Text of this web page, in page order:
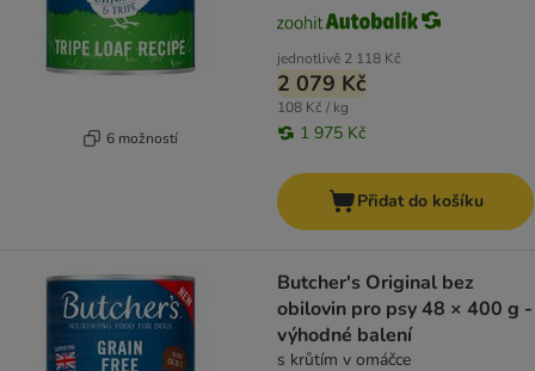
6 možností
jednotlivě 2 118 Kč
2 079 Kč
108 Kč / kg
1 975 Kč
Přidat do košíku
Butcher's Original bez
obilovin pro psy 48 × 400 g -
výhodné balení
s krůtím v omáčce